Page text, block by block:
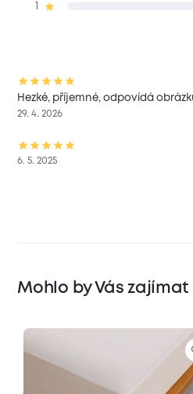
Hezké, příjemné, odpovídá
29. 4. 2026
6. 5. 2025
Mohlo by Vás zajímat